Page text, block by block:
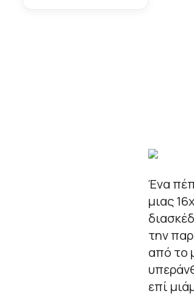
Ένα
μιας
την
από το
επί